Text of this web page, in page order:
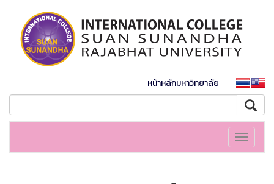
หน้าหลักมหาวิทยาลัย
Toggle